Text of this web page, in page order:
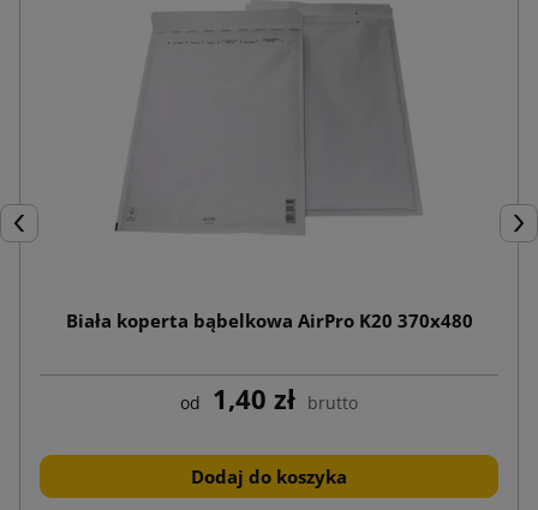
Poprzedni
Biała koperta bąbelkowa AirPro K20 370x480
od 1,40 zł brutto
Dodaj do koszyka